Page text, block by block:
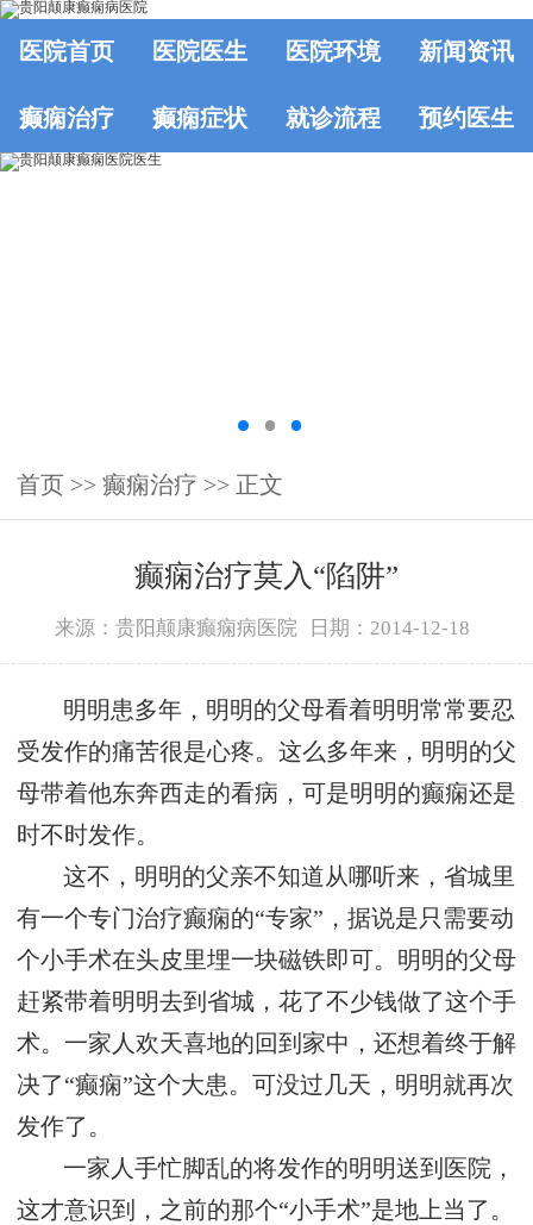
医院首页 医院医生 医院环境 新闻资讯
癫痫治疗 癫痫症状 就诊流程 预约医生
首页 >> 癫痫治疗 >> 正文
癫痫治疗莫入“陷阱”
来源：贵阳颠康癫痫病医院 日期：2014-12-18
明明患多年，明明的父母看着明明常常要忍
受发作的痛苦很是心疼。这么多年来，明明的父
母带着他东奔西走的看病，可是明明的癫痫还是
时不时发作。
这不，明明的父亲不知道从哪听来，省城里
有一个专门治疗癫痫的“专家”，据说是只需要动
个小手术在头皮里埋一块磁铁即可。明明的父母
赶紧带着明明去到省城，花了不少钱做了这个手
术。一家人欢天喜地的回到家中，还想着终于解
决了“癫痫”这个大患。可没过几天，明明就再次
发作了。
一家人手忙脚乱的将发作的明明送到医院，
这才意识到，之前的那个“小手术”是地上当了。